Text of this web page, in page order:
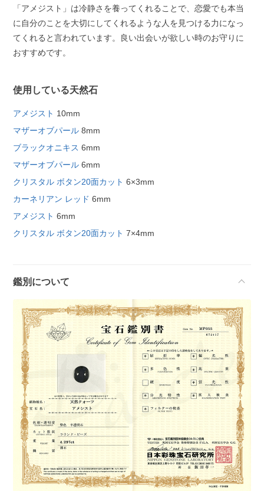
「アメジスト」は冷静さを養ってくれることで、恋愛でも本当
に自分のことを大切にしてくれるような人を見つける力になっ
てくれると言われています。良い出会いが欲しい時のお守りに
おすすめです。
使用している天然石
アメジスト 10mm
マザーオブパール 8mm
ブラックオニキス 6mm
マザーオブパール 6mm
クリスタル ボタン20面カット 6×3mm
カーネリアン レッド 6mm
アメジスト 6mm
クリスタル ボタン20面カット 7×4mm
鑑別について